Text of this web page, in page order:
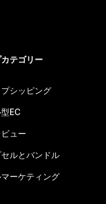
カテゴリー
プシッピング
EC
ュー
ルとバンドル
マーケティング